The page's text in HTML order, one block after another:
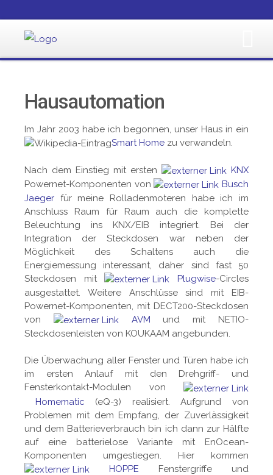
Hausautomation
Im Jahr 2003 habe ich begonnen, unser Haus in ein
Smart Home zu verwandeln.
Nach dem Einstieg mit ersten
KNX
Powernet-Komponenten von
Busch
Jaeger für meine Rolladenmoteren habe ich im
Anschluss Raum für Raum auch die komplette
Beleuchtung ins KNX/EIB integriert. Bei der
Integration der Steckdosen war neben der
Möglichkeit des Schaltens auch die
Energiemessung interessant, daher sind fast 50
Steckdosen mit
Plugwise-Circles
ausgestattet. Weitere Anschlüsse sind mit EIB-
Powernet-Komponenten, mit DECT200-Steckdosen
von
AVM und mit NETIO-
Steckdosenleisten von KOUKAAM angebunden.
Die Überwachung aller Fenster und Türen habe ich
im ersten Anlauf mit den Drehgriff- und
Fensterkontakt-Modulen von
Homematic (eQ-3) realisiert. Aufgrund von
Problemen mit dem Empfang, der Zuverlässigkeit
und dem Batterieverbrauch bin ich dann zur Hälfte
auf eine batterielose Variante mit EnOcean-
Komponenten umgestiegen. Hier kommen
HOPPE Fenstergriffe und